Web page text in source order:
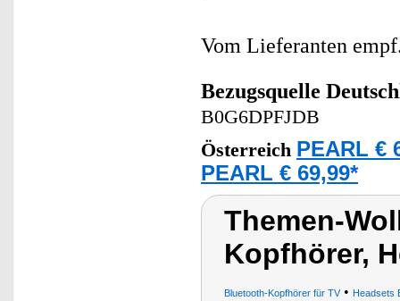
Vom Lieferanten
Bezugsquelle
B0G6DPFJDB
Österreich PEARL €
PEARL € 69,99*
Themen-
Kopfhörer,
Bluetooth-Kopfhörer für TV• Headsets